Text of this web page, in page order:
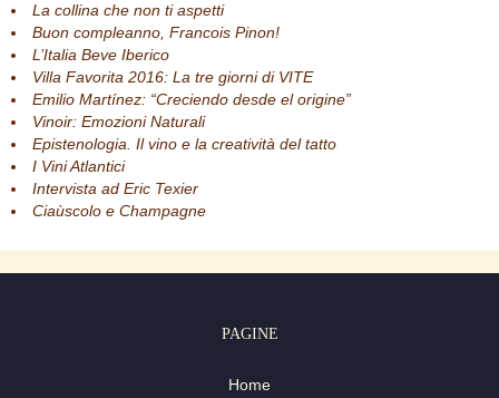
La collina che non ti aspetti
Buon compleanno, Francois Pinon!
L’Italia Beve Iberico
Villa Favorita 2016: La tre giorni di VITE
Emilio Martínez: “Creciendo desde el origine”
Vinoir: Emozioni Naturali
Epistenologia. Il vino e la creatività del tatto
I Vini Atlantici
Intervista ad Eric Texier
Ciaùscolo e Champagne
PAGINE
Home